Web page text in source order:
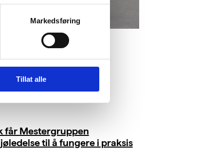
Markedsføring
Tillat alle
får Mestergruppen
til å fungere i praksis